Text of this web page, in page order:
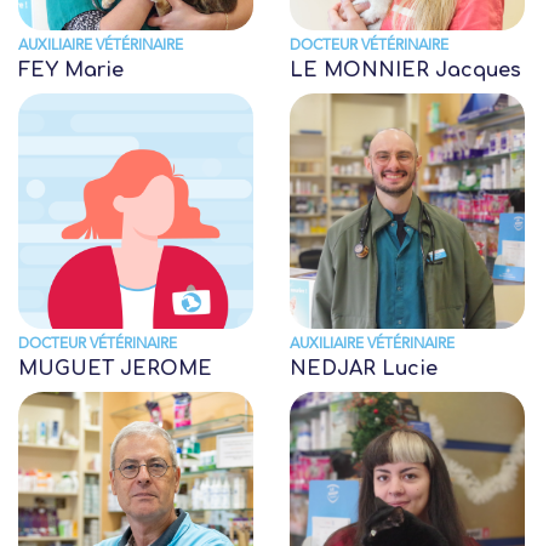
AUXILIAIRE VÉTÉRINAIRE
FEY Marie
DOCTEUR VÉTÉRINAIRE
LE MONNIER Jacques
DOCTEUR VÉTÉRINAIRE
MUGUET JEROME
AUXILIAIRE VÉTÉRINAIRE
NEDJAR Lucie